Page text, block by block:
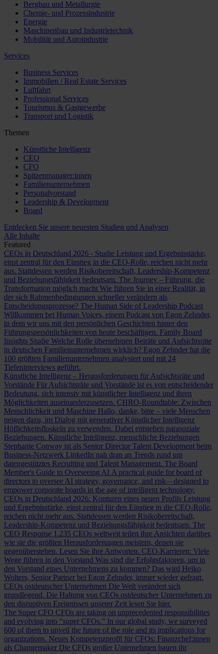
Bergbau und Metallurgie
Chemie- und Prozessindustrie
Energie
Maschinenbau und Industrietechnik
Mobilität und Autoindustrie
Services
Business Services
Immobilien / Real Estate Services
Luftfahrt
Professional Services
Tourismus & Gastgewerbe
Transport und Logistik
Themen
Künstliche Intelligenz
CEO
CFO
Spitzenmanager:innen
Familienunternehmen
Personalvorstand
Leadership & Development
Board
Entdecken Sie unsere neuesten Studien und Analysen
Alle Inhalte
Featured
CEOs in Deutschland 2026 - Studie Leistung und Ergebnisstärke,
einst zentral für den Einstieg in die CEO-Rolle, reichen nicht mehr
aus. Stattdessen werden Risikobereitschaft, Leadership-Kompetenz
und Beziehungsfähigkeit bedeutsam. The Journey – Führung, die
Transformation möglich macht Wie führen Sie in einer Realität, in
der sich Rahmenbedingungen schneller verändern als
Entscheidungsprozesse? The Human Side of Leadership Podcast
Willkommen bei Human Voices, einem Podcast von Egon Zehnder,
in dem wir uns mit den persönlichen Geschichten hinter den
Führungspersönlichkeiten von heute beschäftigen. Family Board
Insights Studie Welche Rolle übernehmen Beiräte und Aufsichtsräte
in deutschen Familienunternehmen wirklich? Egon Zehnder hat die
100 größten Familienunternehmen analysiert und mit 24
Tiefeninterviews geführt.
Künstliche Intelligenz – Herausforderungen für Aufsichtsräte und
Vorstände Für Aufsichtsräte und Vorstände ist es von entscheidender
Bedeutung, sich intensiv mit künstlicher Intelligenz und ihren
Möglichkeiten auseinanderzusetzen. CHRO-Roundtable: Zwischen
Menschlichkeit und Maschine Hallo, danke, bitte – viele Menschen
neigen dazu, im Dialog mit generativer Künstlicher Intelligenz
Höflichkeitsfloskeln zu verwenden. Dabei entstehen parasoziale
Beziehungen. Künstliche Intelligenz, menschliche Beziehungen
Stephanie Conway ist als Senior Director Talent Development beim
Business-Netzwerk LinkedIn nah dran an Trends rund um
datengestütztes Recruiting und Talent Management. The Board
Member's Guide to Overseeing AI A practical guide for board of
directors to oversee AI strategy, governance, and risk—designed to
empower corporate boards in the age of intelligent technology.
CEOs in Deutschland 2026: Konturen eines neuen Profils Leistung
und Ergebnisstärke, einst zentral für den Einstieg in die CEO-Rolle,
reichen nicht mehr aus. Stattdessen werden Risikobereitschaft,
Leadership-Kompetenz und Beziehungsfähigkeit bedeutsam. The
CEO Response 1.235 CEOs weltweit teilen ihre Ansichten darüber,
wie sie die größten Herausforderungen meistern, denen sie
gegenüberstehen. Lesen Sie ihre Antworten. CEO-Karrieren: Viele
Wege führen in den Vorstand Was sind die Erfolgsfaktoren, um in
den Vorstand eines Unternehmens zu kommen? Das wird Heiko
Wolters, Senior Partner bei Egon Zehnder, immer wieder gefragt.
CEOs ostdeutscher Unternehmen Die Welt verändert sich
grundlegend. Die Haltung von CEOs ostdeutscher Unternehmen zu
den disruptiven Ereignissen unserer Zeit lesen Sie hier.
The Super CFO CFOs are taking on unprecedented responsibilities
and evolving into “super CFOs.” In our global study, we surveyed
600 of them to unveil the future of the role and its implications for
organizations. Neues Kompetenzprofil für CFOs: Finanzchef:innen
als Changemaker Die CFOs großer Unternehmen bauen ihr